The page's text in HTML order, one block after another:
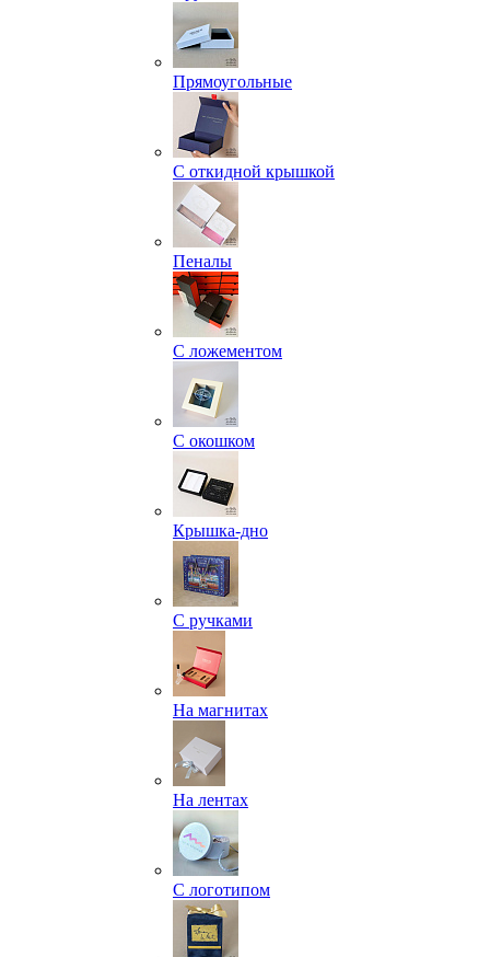
Прямоугольные
С откидной крышкой
Пеналы
С ложементом
С окошком
Крышка-дно
С ручками
На магнитах
На лентах
С логотипом